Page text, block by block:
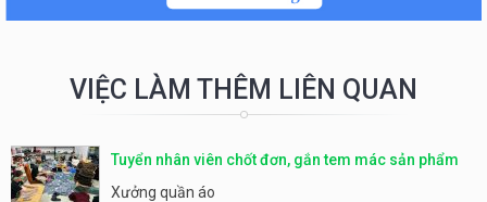
VIỆC LÀM THÊM LIÊN QUAN
Tuyển nhân viên chốt đơn, gắn tem mác sản phẩm
Xưởng quần áo